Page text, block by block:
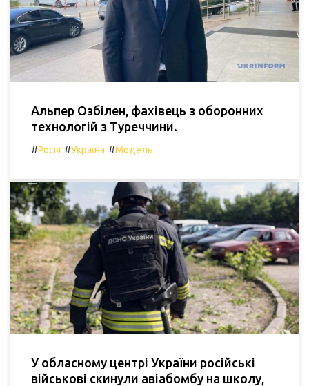
Альпер Озбілен, фахівець з оборонних
технологій з Туреччини.
#Росія #Україна #Модель
У обласному центрі України російські
військові скинули авіабомбу на школу,